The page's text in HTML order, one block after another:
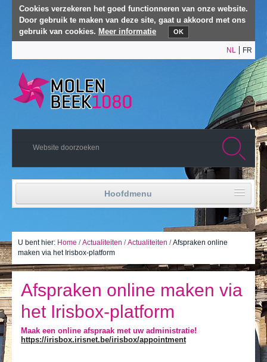
Cookies verzekeren het goed functionneren van onze website.
Door gebruik te maken van deze site, gaat u akkoord met ons
gebruik van cookies. Meer informatie OK
NL FR
Hoofdmenu
Politiek leven
Ik leef
Ik bezoek
Publicaties
Actualiteiten
U bent hier: Home /Actualiteiten /Actualiteiten /Afspraken online
maken via het Irisbox-platform
Afspraken online maken via
het Irisbox-platform
Maak een online afspraak met uw administratie!
https://irisbox.irisnet.be/irisbox/appointment